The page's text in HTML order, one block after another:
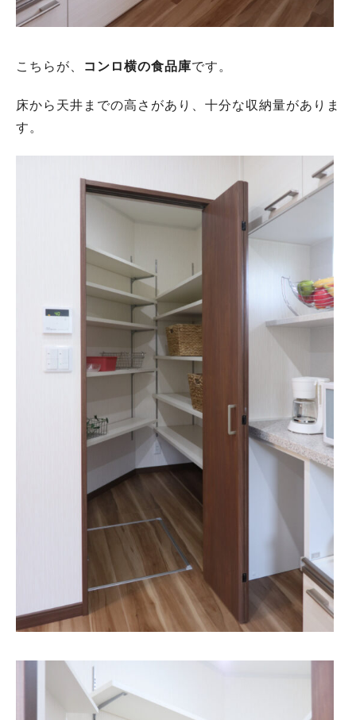
こちらが、 コンロ横の食品庫です。
床から天井までの高さがあり、十分な収納量がありま
す。